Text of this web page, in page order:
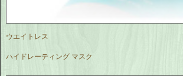
ウエイトレス
ハイドレーティング マスク